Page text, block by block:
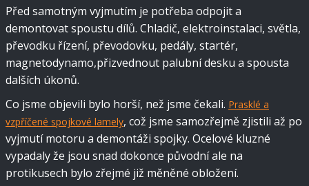
Před samotným vyjmutím je potřeba odpojit a
demontovat spoustu dílů. Chladič, elektroinstalaci, světla,
převodku řízení, převodovku, pedály, startér,
magnetodynamo,přizvednout palubní desku a spousta
dalších úkonů.
Co jsme objevili bylo horší, než jsme čekali. Prasklé a
vzpříčené spojkové lamely, což jsme samozřejmě zjistili až po
vyjmutí motoru a demontáži spojky. Ocelové kluzné
vypadaly že jsou snad dokonce původní ale na
protikusech bylo zřejmé již měněné obložení.